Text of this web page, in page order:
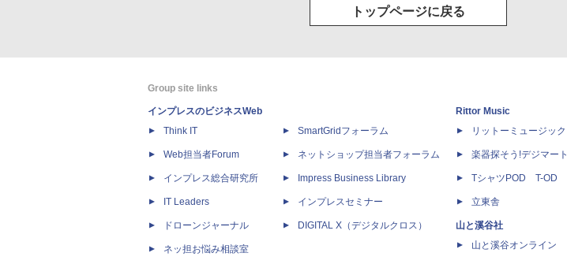
トップページに戻る
Group site links
インプレスのビジネスWeb
Think IT
Web担当者Forum
インプレス総合研究所
IT Leaders
ドローンジャーナル
ネッ担お悩み相談室
SmartGridフォーラム
ネットショップ担当者フォーラム
Impress Business Library
インプレスセミナー
DIGITAL X（デジタルクロス）
Rittor Music
リットーミュージック
楽器探そう!デジマート
TシャツPOD T-OD
立東舎
山と溪谷社
山と溪谷オンライン